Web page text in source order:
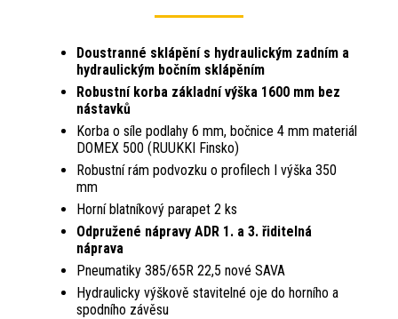
Doustranné sklápění s hydraulickým zadním a
hydraulickým bočním sklápěním
Robustní korba základní výška 1600 mm bez
nástavků
Korba o síle podlahy 6 mm, bočnice 4 mm materiál
DOMEX 500 (RUUKKI Finsko)
Robustní rám podvozku o profilech I výška 350
mm
Horní blatníkový parapet 2 ks
Odpružené nápravy ADR 1. a 3. řiditelná
náprava
Pneumatiky 385/65R 22,5 nové SAVA
Hydraulicky výškově stavitelné oje do horního a
spodního závěsu